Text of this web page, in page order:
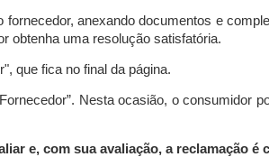
anexando documentos e
obtenha uma resolução satisfatória.
que fica no final da página.
Nesta ocasião, o consumidor
e, com sua avaliação, a reclamação